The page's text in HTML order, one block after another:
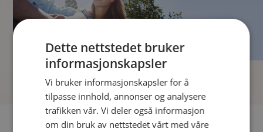
Fler single
Dette nettstedet bruker
informasjonskapsler
Vi bruker informasjonskapsler for å
tilpasse innhold, annonser og analysere
trafikken vår. Vi deler også informasjon
om din bruk av nettstedet vårt med våre